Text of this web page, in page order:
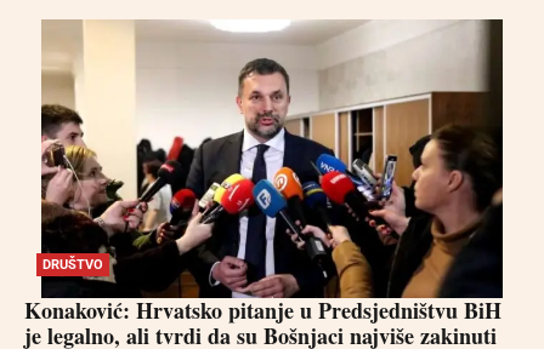
DRUŠTVO
Konaković: Hrvatsko pitanje u Predsjedništvu BiH
je legalno, ali tvrdi da su Bošnjaci najviše zakinuti